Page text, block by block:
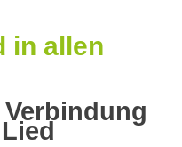
in allen